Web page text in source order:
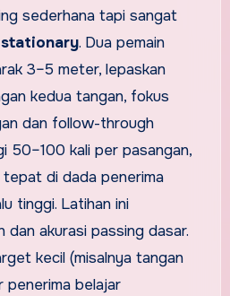
sederhana tapi sangat
. Dua pemain
3–5 meter, lepaskan
kedua tangan, fokus
dan follow-through
50–100 kali per pasangan,
di dada penerima
tinggi. Latihan ini
dan akurasi passing dasar.
kecil (misalnya tangan
penerima belajar